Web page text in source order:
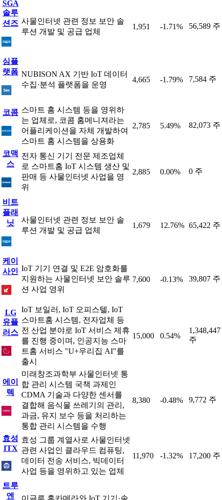
SGA
솔루
션즈 사물인터넷 관련 정보 보안 솔
루션 개발 및 공급 업체
1,951 -1.71% 56,589 주
심플
랫폼 NUBISON AX 기반 IoT 데이터
수집·분석 플랫폼을 운영
4,665 -1.79% 7,584 주
코콤 스마트 홈 시스템 등을 영위하
는 업체로, 코콤 홈메니져라는
어플리케이션을 자체 개발하여
스마트 홈 시스템을 상용화
2,785 5.49% 82,073 주
코맥
스
전자 통신 기기 전문 제조업체
로 스마트홈 IoT 시스템 생산 및
판매 등 사물인터넷 사업을 영
위
2,885 0.00% 0 주
비트
플래
닛
사물인터넷 관련 정보 보안 솔
루션 개발 및 공급 업체
1,679 12.76% 65,422 주
케이
사인 IoT 기기 연결 및 E2E 암호화를
지원하는 사물인터넷 보안 솔루
션 사업 영위
7,600 -0.13% 39,807 주
LG
유플
러스
IoT 보일러, IoT 오피스텔, IoT
스마트홈 시스템, 전자업체 등
전 산업 분야로 IoT 서비스 제휴
를 진행 중이며, 인공지능 스마
트홈 서비스 "U+우리집 AI"를
출시
15,000 0.54%
1,348,447
주
에이
텍
미래창조과학부 사물인터넷 통
합 관리 시스템 국책 과제인
CDMA 기술과 다양한 센서를
결합해 음식물 쓰레기의 관리,
과금, 유지 보수 등을 처리하는
통합 관리 시스템을 수행
8,380 -0.48% 9,772 주
효성
ITX
효성 그룹 계열사로 사물인터넷
관련 사업인 클라우드 컴퓨팅,
데이터 전송 서비스, 빅데이터
사업 등을 영위하고 있는 업체
11,970 -1.32% 17,200 주
트루
엔
이글루 홈카메라와 IoT 기기·솔